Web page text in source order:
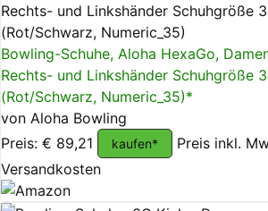
Bowling-Schuhe, Aloha HexaGo,
Rechts- und Linkshänder Schuhgröße
(Rot/Schwarz, Numeric_35)*
von Aloha Bowling
Preis: € 89,21
kaufen*
Preis inkl.
Versandkosten